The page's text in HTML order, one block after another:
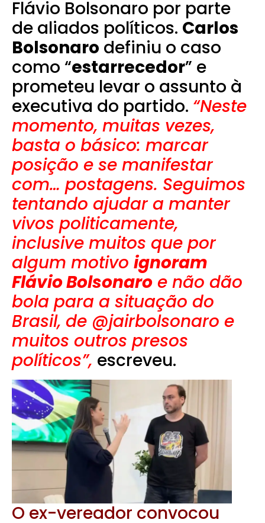
Flávio Bolsonaro por parte
de aliados políticos. Carlos
Bolsonaro definiu o caso
como “estarrecedor” e
prometeu levar o assunto à
executiva do partido. “Neste
momento, muitas vezes,
basta o básico: marcar
posição e se manifestar
com… postagens. Seguimos
tentando ajudar a manter
vivos politicamente,
inclusive muitos que por
algum motivo ignoram
Flávio Bolsonaro e não dão
bola para a situação do
Brasil, de @jairbolsonaro e
muitos outros presos
políticos”, escreveu.
O ex-vereador convocou